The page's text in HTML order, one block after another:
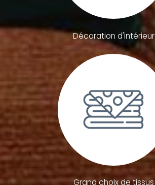
Décoration d'intérieur
Grand choix de tissus